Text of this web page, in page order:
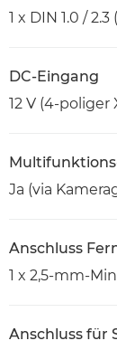
1 x DIN 1.0 /
DC-Eingang
12 V (4-poliger
Ja (via
Anschluss
1 x 2,5-mm-
Anschluss für